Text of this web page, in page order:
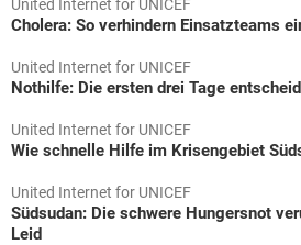
United Internet for UNICEF
Cholera: So verhindern Einsatzteams
United Internet for UNICEF
Nothilfe: Die ersten drei Tage
United Internet for UNICEF
Wie schnelle Hilfe im Krisengebiet
United Internet for UNICEF
Südsudan: Die schwere Hungersnot
Leid